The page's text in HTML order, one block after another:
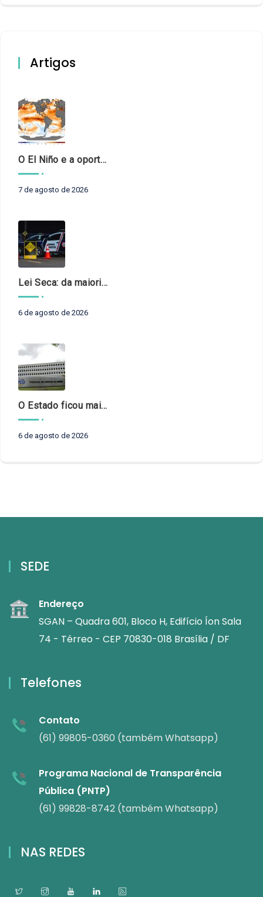
Artigos
O El Niño e a oportunidade de fortalecer o controle externo das políticas climáticas
7 de agosto de 2026
Lei Seca: da maioridade à maturidade
6 de agosto de 2026
O Estado ficou mais complexo. O controle precisa acompanhar
6 de agosto de 2026
SEDE
Endereço
SGAN – Quadra 601, Bloco H, Edifício Íon Sala
74 - Térreo - CEP 70830-018 Brasília / DF
Telefones
Contato
(61) 99805-0360 (também Whatsapp)
Programa Nacional de Transparência
Pública (PNTP)
(61) 99828-8742 (também Whatsapp)
NAS REDES